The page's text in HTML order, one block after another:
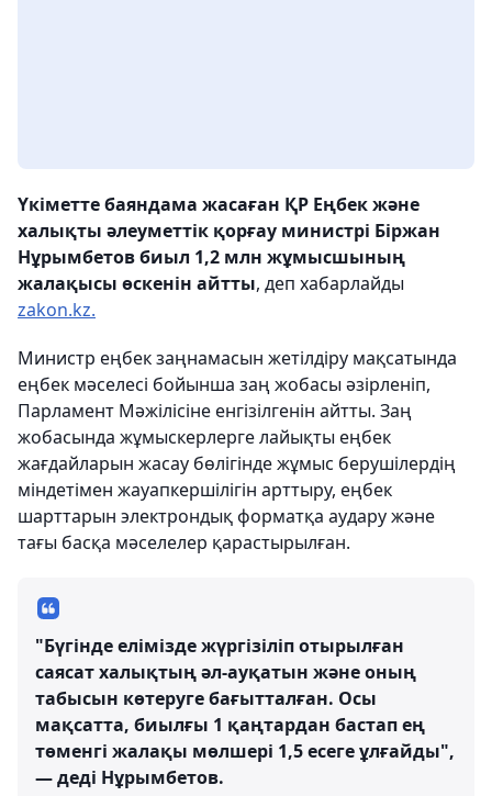
Үкіметте баяндама жасаған ҚР Еңбек және
халықты әлеуметтік қорғау министрі Біржан
Нұрымбетов биыл 1,2 млн жұмысшының
жалақысы өскенін айтты, деп хабарлайды
zakon.kz.
Министр еңбек заңнамасын жетілдіру мақсатында
еңбек мәселесі бойынша заң жобасы әзірленіп,
Парламент Мәжілісіне енгізілгенін айтты. Заң
жобасында жұмыскерлерге лайықты еңбек
жағдайларын жасау бөлігінде жұмыс берушілердің
міндетімен жауапкершілігін арттыру, еңбек
шарттарын электрондық форматқа аудару және
тағы басқа мәселелер қарастырылған.
"Бүгінде елімізде жүргізіліп отырылған
саясат халықтың әл-ауқатын және оның
табысын көтеруге бағытталған. Осы
мақсатта, биылғы 1 қаңтардан бастап ең
төменгі жалақы мөлшері 1,5 есеге ұлғайды",
— деді Нұрымбетов.